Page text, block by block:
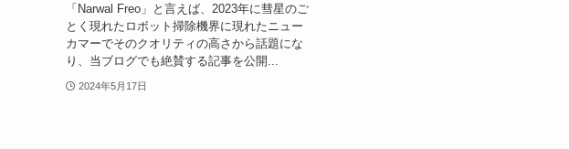
「Narwal Freo」と言えば、2023年に彗星のご
とく現れたロボット掃除機界に現れたニュー
カマーでそのクオリティの高さから話題にな
り、当ブログでも絶賛する記事を公開...
2024年5月17日